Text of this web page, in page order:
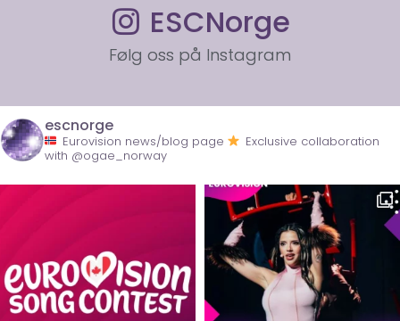
ESCNorge
Følg oss på Instagram
escnorge
Eurovision news/blog page
Exclusive collaboration
with @ogae_norway